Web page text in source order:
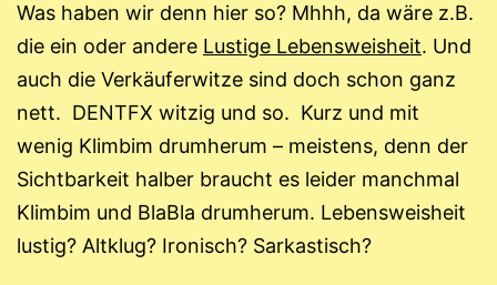
Was haben wir denn hier so? Mhhh, da wäre z.B.
die ein oder andere Lustige Lebensweisheit. Und
auch die Verkäuferwitze sind doch schon ganz
nett. DENTFX witzig und so. Kurz und mit
wenig Klimbim drumherum – meistens, denn der
Sichtbarkeit halber braucht es leider manchmal
Klimbim und BlaBla drumherum. Lebensweisheit
lustig? Altklug? Ironisch? Sarkastisch?